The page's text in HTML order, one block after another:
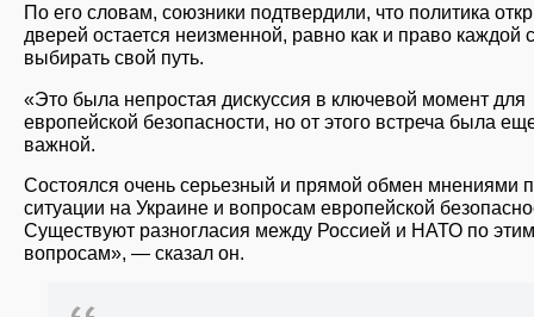
По его словам, союзники подтвердили, что политика
дверей остается неизменной, равно как и право каждой
выбирать свой путь.
«Это была непростая дискуссия в ключевой момент для
европейской безопасности, но от этого встреча была
важной.
Состоялся очень серьезный и прямой обмен мнениями
ситуации на Украине и вопросам европейской
Существуют разногласия между Россией и НАТО по этим
вопросам», — сказал он.